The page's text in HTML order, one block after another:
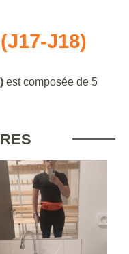
J18)
est composée de 5